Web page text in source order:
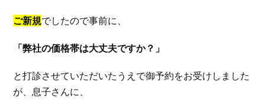
ご新規でしたので事前に、
「弊社の価格帯は大丈夫ですか？」
と打診させていただいたうえで御予約をお受けしました
が、息子さんに、